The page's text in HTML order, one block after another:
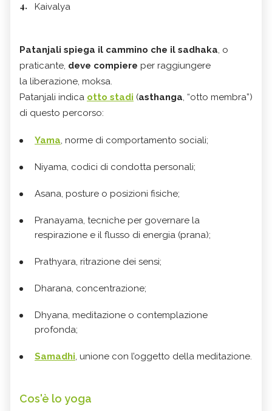
Kaivalya
Patanjali spiega il cammino che il sadhaka, o
praticante, deve compiere per raggiungere
la liberazione, moksa.
Patanjali indica otto stadi (asthanga, “otto membra”)
di questo percorso:
Yama, norme di comportamento sociali;
Niyama, codici di condotta personali;
Asana, posture o posizioni fisiche;
Pranayama, tecniche per governare la
respirazione e il flusso di energia (prana);
Prathyara, ritrazione dei sensi;
Dharana, concentrazione;
Dhyana, meditazione o contemplazione
profonda;
Samadhi, unione con l’oggetto della meditazione.
Cos'è lo yoga